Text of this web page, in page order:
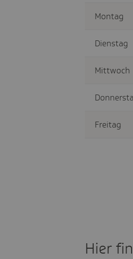
Montag
Dienstag
Mittwoch
Freitag
Hier